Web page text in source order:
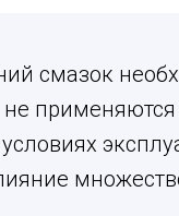
смазок